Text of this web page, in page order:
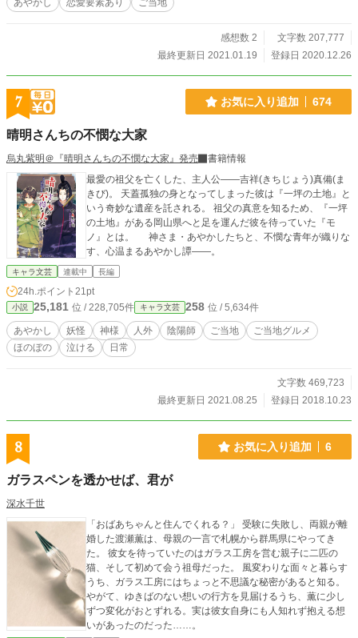
るメドウガーデンの手入れをすることになる。 ※アイヌの叙
は、専門の書籍を参照にしている部分もあります。
あやかし 恋愛要素あり ご当地
感想数 2
文字数 207,777
最終更新日 2021.01.19
登録日 2020.12.26
7 お気に入り追加 674
晴明さんちの不憫な大家
烏丸紫明＠『晴明さんちの不憫な大家』発売
書籍情報
最愛の祖父を亡くした、主人公――吉祥(きちじょう)真備(ま
きび)。 天蓋孤独の身となってしまった彼は『一坪の土地』と
いう奇妙な遺産を託される。 祖父の真意を知るため、『一坪
の土地』がある岡山県へと足を運んだ彼を待っていた『モ
ノ』とは。 神さま・あやかしたちと、不憫な青年が織りな
す、心温まるあやかし譚――。
キャラ文芸 連載中 長編
24h.ポイント 21pt
小説 25,181 位 / 228,705件 キャラ文芸 258 位 / 5,634件
あやかし 妖怪 神様 人外 陰陽師 ご当地
ご当地グルメ
ほのぼの
泣ける 日常
文字数 469,723
最終更新日 2021.08.25
登録日 2018.10.23
8 お気に入り追加 6
ガラスペンを透かせば、君が
深水千世
「おばあちゃんと住んでくれる？」 受験に失敗し、両親が離
婚した渡瀬薫は、母親の一言で札幌から群馬県にやってき
た。 彼女を待っていたのはガラス工房を営む親子に二匹の
猫、そして初めて会う祖母だった。 風変わりな面々と暮らす
うち、ガラス工房にはちょっと不思議な秘密があると知る。
やがて、ゆきばのない想いの行方を見届けるうち、薫に少し
ずつ変化がおとずれる。実は彼女自身にも人知れず抱える想
いがあったのだった……。